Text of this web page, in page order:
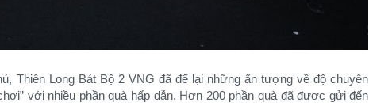
Thiên Long Bát Bộ 2 VNG đã để lại những ấn tượng về độ chuyên
với nhiều phần quà hấp dẫn. Hơn 200 phần quà đã được gửi đến